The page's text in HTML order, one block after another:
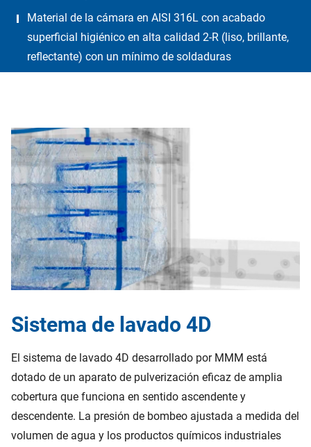
Material de la cámara en AISI 316L con acabado
superficial higiénico en alta calidad 2-R (liso, brillante,
reflectante) con un mínimo de soldaduras
Sistema de lavado 4D
El sistema de lavado 4D desarrollado por MMM está
dotado de un aparato de pulverización eficaz de amplia
cobertura que funciona en sentido ascendente y
descendente. La presión de bombeo ajustada a medida del
volumen de agua y los productos químicos industriales